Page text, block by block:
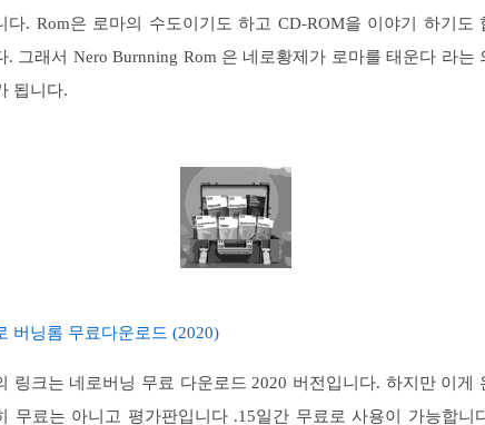
다. Rom은 로마의 수도이기도 하고 CD-ROM을 이야기 하기도
. 그래서 Nero Burnning Rom 은 네로황제가 로마를 태운다 라는
됩니다.
버닝롬 무료다운로드 (2020)
링크는 네로버닝 무료 다운로드 2020 버전입니다. 하지만 이게
무료는 아니고 평가판입니다 .15일간 무료로 사용이 가능합니